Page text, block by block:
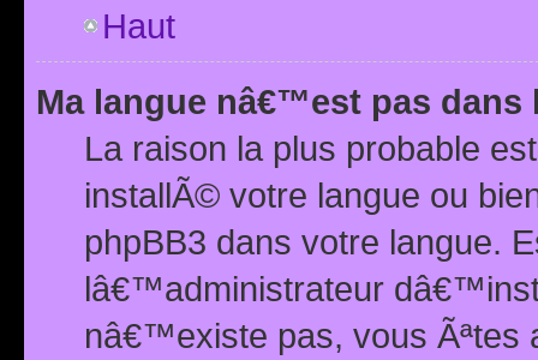
Haut
Ma langue nâ€™est pas dans
La raison la plus probable
installÃ© votre langue ou
phpBB3 dans votre langue.
lâ€™administrateur
nâ€™existe pas, vous Ãªtes